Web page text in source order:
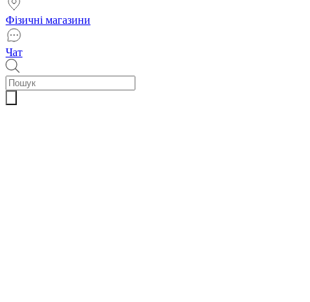
Фізичні магазини
Чат
Пошук
товарів